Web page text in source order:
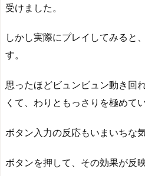
受けました。
しかし実際にプレイしてみると
す。
思ったほどビュンビュン動き回
くて、わりともっさりを極めて
ボタン入力の反応もいまいちな
ボタンを押して、その効果が反